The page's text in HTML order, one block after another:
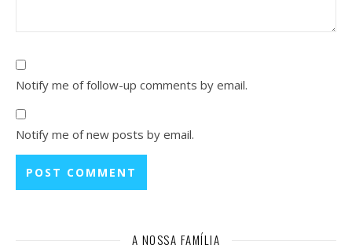
Notify me of follow-up comments by email.
Notify me of new posts by email.
A NOSSA FAMÍLIA